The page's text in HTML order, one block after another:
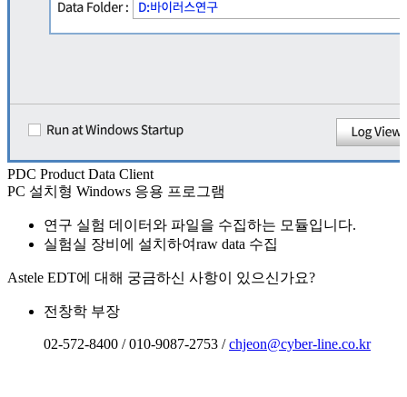
PDC Product Data Client
PC 설치형 Windows 응용 프로그램
연구 실험 데이터와 파일을 수집하는 모듈입니다.
실험실 장비에 설치하여raw data 수집
Astele EDT에 대해 궁금하신 사항이 있으신가요?
전창학 부장
02-572-8400 / 010-9087-2753 /chjeon@cyber-line.co.kr